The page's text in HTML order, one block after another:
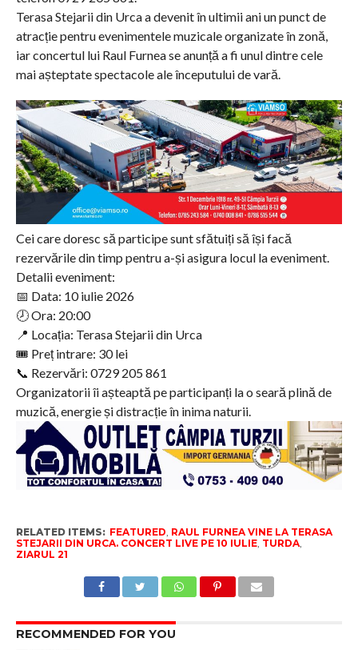
Terasa Stejarii din Urca a devenit în ultimii ani un punct de
atracție pentru evenimentele muzicale organizate în zonă,
iar concertul lui Raul Furnea se anunță a fi unul dintre cele
mai așteptate spectacole ale începutului de vară.
Cei care doresc să participe sunt sfătuiți să își facă
rezervările din timp pentru a-și asigura locul la eveniment.
Detalii eveniment:
📅 Data: 10 iulie 2026
🕗 Ora: 20:00
📍 Locația: Terasa Stejarii din Urca
🎟️ Preț intrare: 30 lei
📞 Rezervări: 0729 205 861
Organizatorii îi așteaptă pe participanți la o seară plină de
muzică, energie și distracție în inima naturii.
RELATED ITEMS: FEATURED RAUL FURNEA VINE LA TERASA
STEJARII DIN URCA. CONCERT LIVE PE 10 IULIE, TURDA,
ZIARUL 21
RECOMMENDED FOR YOU